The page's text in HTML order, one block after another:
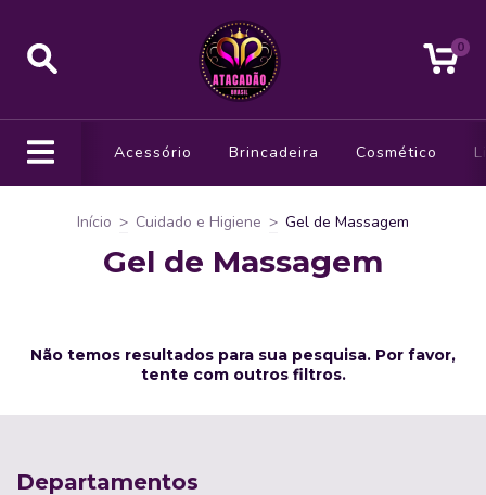
0
Acessório Brincadeira Cosmético
Início > Cuidado e Higiene > Gel de Massagem
Gel de Massagem
Não temos resultados para sua pesquisa. Por favor,
tente com outros filtros.
Departamentos